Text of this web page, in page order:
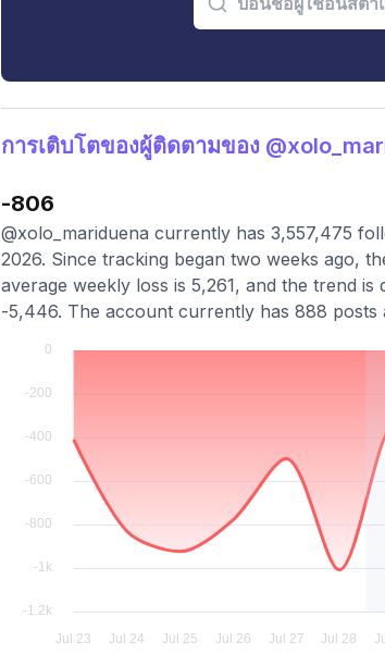
การเติบโตของผู้ติดตามของ
-806
@xolo_mariduena currently has 3,557,475
2026. Since tracking began two weeks ago,
average weekly loss is 5,261, and the trend
-5,446. The account currently has 888 posts